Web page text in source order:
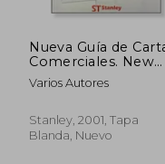
₡
Nueva Guía de
Comerciales. New
Guide to Business
Letters. Inglés-
Spanish (en Inglés)
Varios Autores
Stanley, 2001, Tapa
Blanda, Nuevo